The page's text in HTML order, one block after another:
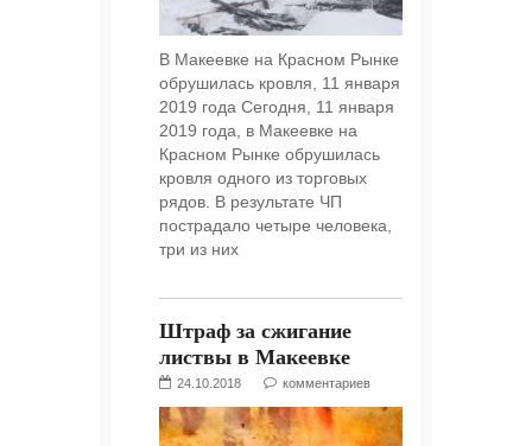
В Макеевке на Красном Рынке
обрушилась кровля, 11 января
2019 года Сегодня, 11 января
2019 года, в Макеевке на
Красном Рынке обрушилась
кровля одного из торговых
рядов. В результате ЧП
пострадало четыре человека,
три из них
Штраф за сжигание
листвы в Макеевке
24.10.2018 комментариев